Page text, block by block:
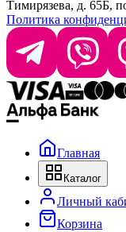
Время работы:
Тимирязева, д. 65Б,
Политика
Главная
Каталог
Личный
Корзина